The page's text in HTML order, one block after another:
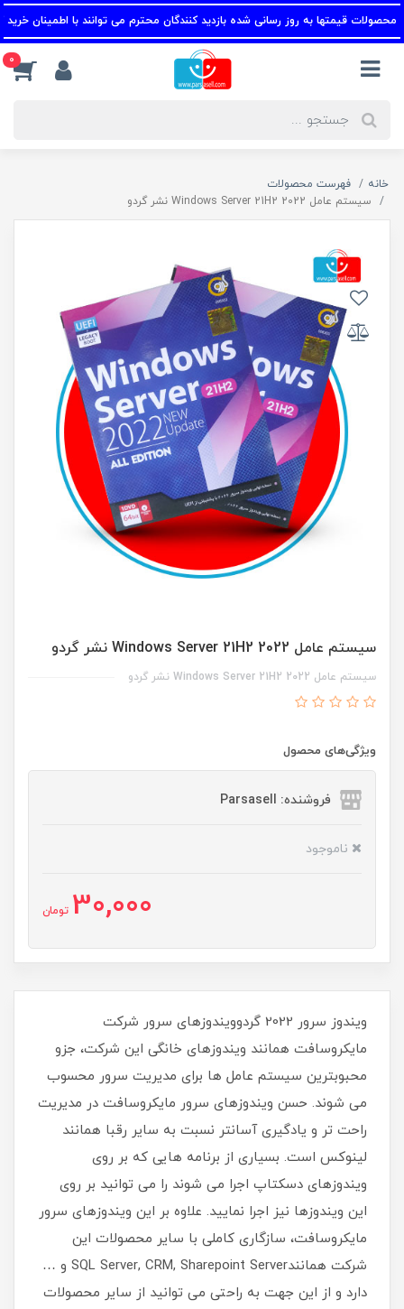
قیمتها به روز رسانی شده بازدید کنندگان محترم می توانند با اطمینان خرید
0
خانه
فهرست محصولات
سیستم عامل Windows Server 21H2 2022 نشر گردو
سیستم عامل Windows Server 21H2 2022 نشر گردو
سیستم عامل Windows Server 21H2 2022 نشر گردو
ویژگی‌های محصول
فروشنده: Parsasell
ناموجود
30,000 تومان
ویندوز سرور 2022 گردوویندوزهای سرور شرکت
مایکروسافت همانند ویندوزهای خانگی این شرکت، جزو
محبوبترین سیستم عامل ها برای مدیریت سرور محسوب
می شوند. حسن ویندوزهای سرور مایکروسافت در مدیریت
راحت تر و یادگیری آسانتر نسبت به سایر رقبا همانند
لینوکس است. بسیاری از برنامه هایی که بر روی
ویندوزهای دسکتاپ اجرا می شوند را می توانید بر روی
این ویندوزها نیز اجرا نمایید. علاوه بر این ویندوزهای سرور
مایکروسافت، سازگاری کاملی با سایر محصولات این
شرکت همانندSQL Server, CRM, Sharepoint Server و …
دارد و از این جهت به راحتی می توانید از سایر محصولات